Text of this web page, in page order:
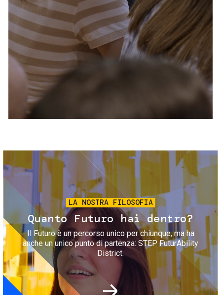
Servizi e accessibilità
Contatti
FAQ
Biglietti
Immagine
LA NOSTRA FILOSOFIA
Quanto Futuro hai dentro?
Il Futuro è un percorso unico per chiunque, ma ha
anche un unico punto di partenza: STEP FuturAbility
District.